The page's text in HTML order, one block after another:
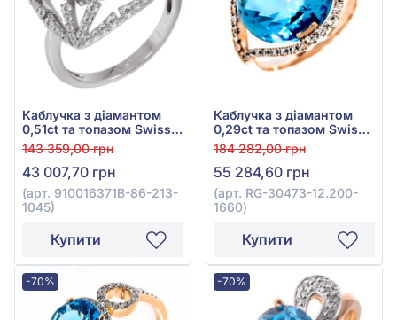
Каблучка з діамантом
0,51ct та топазом Swiss
Blue 2,55ct із білого
золота 585°, арт.
910016371В-86-213-1045
143 359,00 грн
43 007,70 грн
(арт. 910016371В-86-213-
1045)
Купити
Каблучка з діамантом
0,29ct та топазом Swiss
Blue 13,3ct із червоного
золота 585°, арт. RG-
30473-12.200-1660
184 282,00 грн
55 284,60 грн
(арт. RG-30473-12.200-
1660)
Купити
-70% -70%